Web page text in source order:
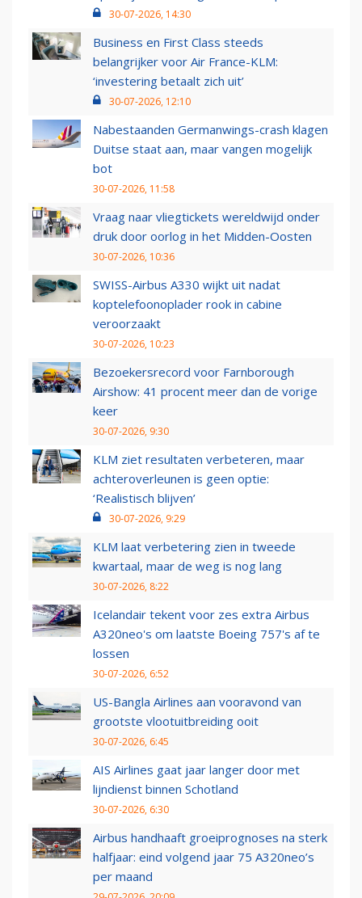
30-07-2026, 14:30
Business en First Class steeds
belangrijker voor Air France-KLM:
‘investering betaalt zich uit’
30-07-2026, 12:10
Nabestaanden Germanwings-crash klagen
Duitse staat aan, maar vangen mogelijk
bot
30-07-2026, 11:58
Vraag naar vliegtickets wereldwijd onder
druk door oorlog in het Midden-Oosten
30-07-2026, 10:36
SWISS-Airbus A330 wijkt uit nadat
koptelefoonoplader rook in cabine
veroorzaakt
30-07-2026, 10:23
Bezoekersrecord voor Farnborough
Airshow: 41 procent meer dan de vorige
keer
30-07-2026, 9:30
KLM ziet resultaten verbeteren, maar
achteroverleunen is geen optie:
‘Realistisch blijven’
30-07-2026, 9:29
KLM laat verbetering zien in tweede
kwartaal, maar de weg is nog lang
30-07-2026, 8:22
Icelandair tekent voor zes extra Airbus
A320neo's om laatste Boeing 757's af te
lossen
30-07-2026, 6:52
US-Bangla Airlines aan vooravond van
grootste vlootuitbreiding ooit
30-07-2026, 6:45
AIS Airlines gaat jaar langer door met
lijndienst binnen Schotland
30-07-2026, 6:30
Airbus handhaaft groeiprognoses na sterk
halfjaar: eind volgend jaar 75 A320neo’s
per maand